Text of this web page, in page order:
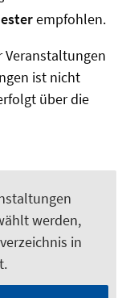
empfohlen.
Veranstaltungen
ist nicht
über die
werden,
in